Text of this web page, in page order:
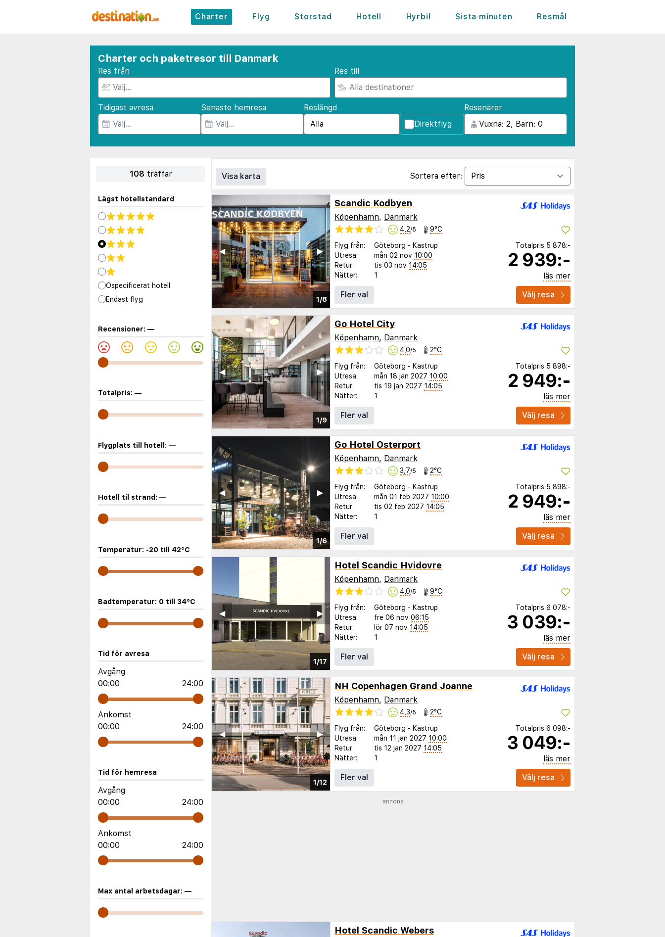
Charter Flyg Storstad Hotell Hyrbil Sista minuten Resmål
Charter och paketresor till Danmark
Res från Res till
Tidigast avresa Senaste hemresa
Reslängd
Direktflyg
Resenärer
108 träffar
Lägst hotellstandard
Ospecificerat hotell
Endast flyg
Recensioner: —
Totalpris: —
Flygplats till hotell: —
Hotell til strand: —
Temperatur: -20 till 42°C
Badtemperatur: 0 till 34°C
Tid för avresa
Avgång
00:00
24:00
Ankomst
00:00
24:00
Tid för hemresa
Avgång
00:00
24:00
Ankomst
00:00
24:00
Max antal arbetsdagar: —
Visa karta Sortera efter:
1/8
▶︎
◀︎
Scandic Kodbyen
Köpenhamn, Danmark
4,2/5 9°C
Flyg från: Göteborg - Kastrup
Utresa:
mån 02 nov 10:00
Retur:
tis 03 nov 14:05
Nätter:
1
Totalpris 5 878:-
2 939:-
läs mer
Fler val
Välj resa
1/9
▶︎
◀︎
Go Hotel City
Köpenhamn, Danmark
4,0/5 2°C
Flyg från: Göteborg - Kastrup
Utresa:
mån 18 jan 2027 10:00
Retur:
tis 19 jan 2027 14:05
Nätter:
1
Totalpris 5 898:-
2 949:-
läs mer
Fler val
Välj resa
1/6
▶︎
◀︎
Go Hotel Osterport
Köpenhamn, Danmark
3,7/5 2°C
Flyg från: Göteborg - Kastrup
Utresa:
mån 01 feb 2027 10:00
Retur:
tis 02 feb 2027 14:05
Nätter:
1
Totalpris 5 898:-
2 949:-
läs mer
Fler val
Välj resa
1/17
▶︎
◀︎
Hotel Scandic Hvidovre
Köpenhamn, Danmark
4,0/5 9°C
Flyg från: Göteborg - Kastrup
Utresa:
fre 06 nov 06:15
Retur:
lör 07 nov 14:05
Nätter:
1
Totalpris 6 078:-
3 039:-
läs mer
Fler val
Välj resa
1/12
▶︎
◀︎
NH Copenhagen Grand Joanne
Köpenhamn, Danmark
4,3/5 2°C
Flyg från: Göteborg - Kastrup
Utresa:
mån 11 jan 2027 10:00
Retur:
tis 12 jan 2027 14:05
Nätter:
1
Totalpris 6 098:-
3 049:-
läs mer
Fler val
Välj resa
annons
Hotel Scandic Webers